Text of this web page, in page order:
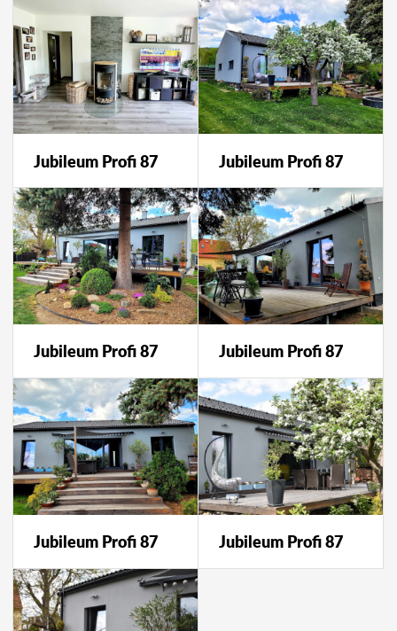
Jubileum Profi 87 Jubileum Profi 87
Jubileum Profi 87 Jubileum Profi 87
Jubileum Profi 87 Jubileum Profi 87